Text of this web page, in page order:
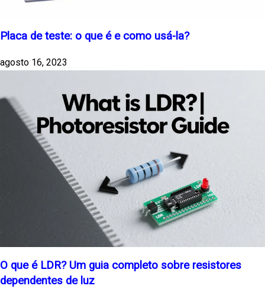
Placa de teste: o que é e como usá-la?
agosto 16, 2023
O que é LDR? Um guia completo sobre resistores
dependentes de luz